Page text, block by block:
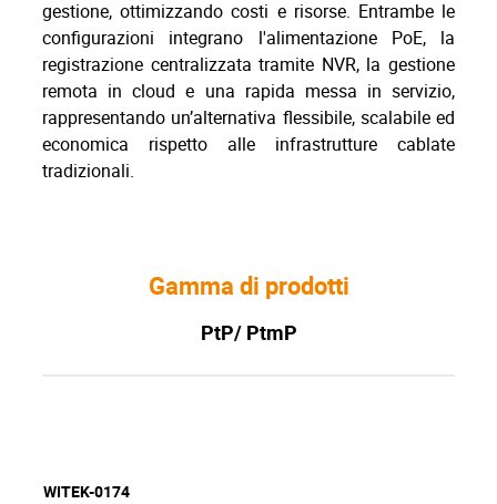
gestione, ottimizzando costi e risorse. Entrambe le
configurazioni integrano l'alimentazione PoE, la
registrazione centralizzata tramite NVR, la gestione
remota in cloud e una rapida messa in servizio,
rappresentando un’alternativa flessibile, scalabile ed
economica rispetto alle infrastrutture cablate
tradizionali.
Gamma di prodotti
PtP/ PtmP
WITEK-0174